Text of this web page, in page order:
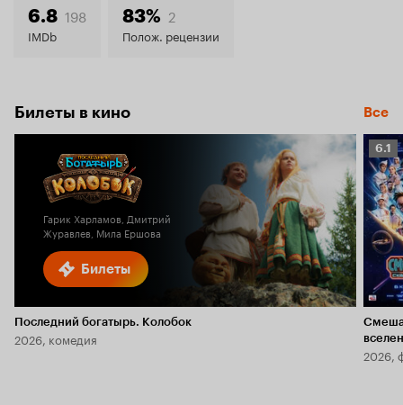
6.6
6.8 198
IMDb
83% 2
Полож. рецензии
Билеты в кино Все
Билеты
Гарик Харламов, Дмитрий
Журавлев, Мила Ершова
Последний богатырь. Колобок
2026, комедия
6.1
6.1
2026,